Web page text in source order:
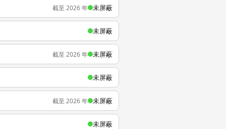
截至 2026 年 未屏蔽
未屏蔽
截至 2026 年 未屏蔽
未屏蔽
截至 2026 年 未屏蔽
未屏蔽